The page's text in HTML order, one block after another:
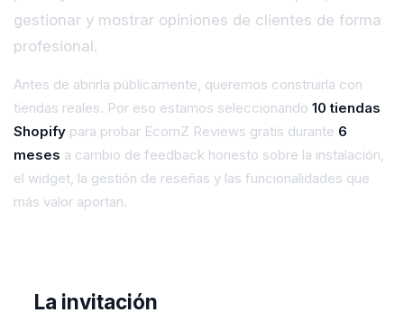
gestionar y mostrar opiniones de clientes de forma
profesional.
Antes de abrirla públicamente, queremos construirla con
tiendas reales. Por eso estamos seleccionando 10 tiendas
Shopify para probar EcomZ Reviews gratis durante 6
meses a cambio de feedback honesto sobre la instalación,
el widget, la gestión de reseñas y las funcionalidades que
más valor aportan.
La invitación